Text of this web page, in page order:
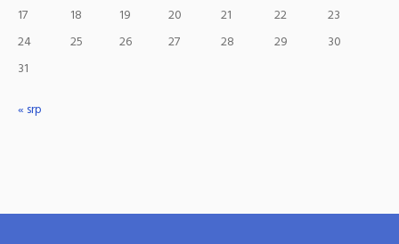
17
18 19 20 21 22
23
24
25 26 27 28 29
30
31
« srp